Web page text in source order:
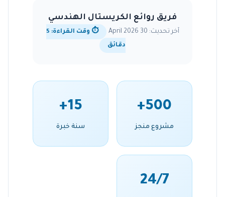
فريق روائع الكريستال الهندسي
آخر تحديث: 30 April 2026
⏱️ وقت القراءة: 5
دقائق
500+
مشروع منجز
15+
سنة خبرة
24/7